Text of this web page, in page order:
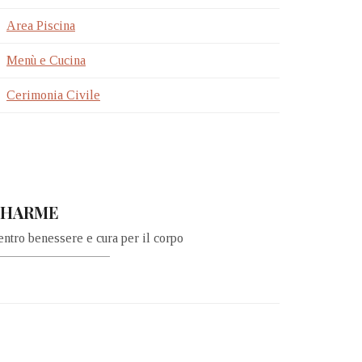
Area Piscina
Menù e Cucina
Cerimonia Civile
benessere e cura per il corpo